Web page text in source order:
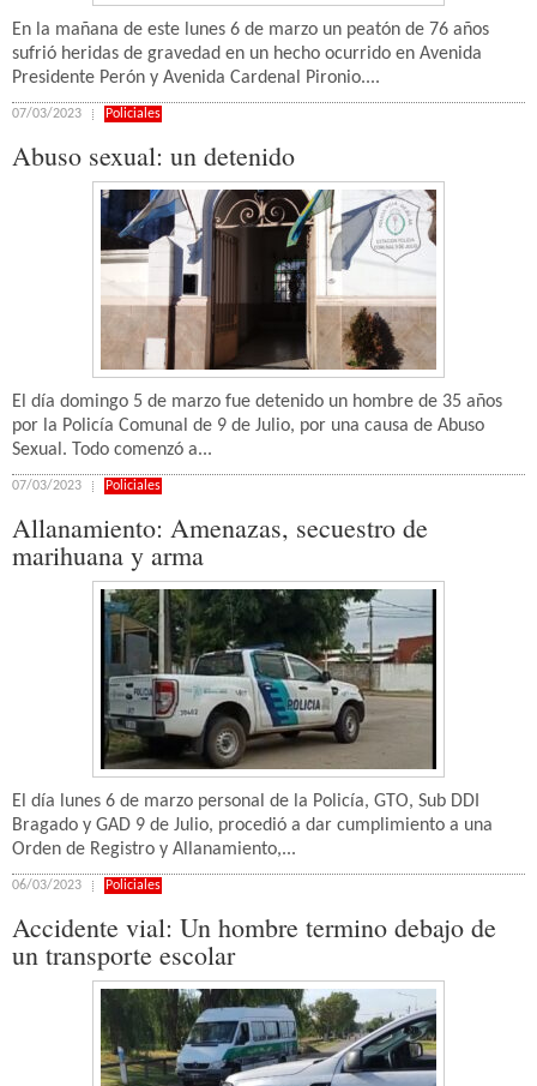
En la mañana de este lunes 6 de marzo un peatón de 76 años
sufrió heridas de gravedad en un hecho ocurrido en Avenida
Presidente Perón y Avenida Cardenal Pironio....
07/03/2023 Policiales
Abuso sexual: un detenido
El día domingo 5 de marzo fue detenido un hombre de 35 años
por la Policía Comunal de 9 de Julio, por una causa de Abuso
Sexual. Todo comenzó a...
07/03/2023 Policiales
Allanamiento: Amenazas, secuestro de
marihuana y arma
El día lunes 6 de marzo personal de la Policía, GTO, Sub DDI
Bragado y GAD 9 de Julio, procedió a dar cumplimiento a una
Orden de Registro y Allanamiento,...
06/03/2023 Policiales
Accidente vial: Un hombre termino debajo de
un transporte escolar